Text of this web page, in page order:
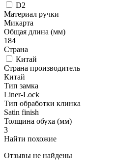
D2
Материал ручки
Микарта
Общая длина (мм)
184
Страна
Китай
Страна производитель
Китай
Тип замка
Liner-Lock
Тип обработки клинка
Satin finish
Толщина обуха (мм)
3
Найти похожие
Отзывы не найдены